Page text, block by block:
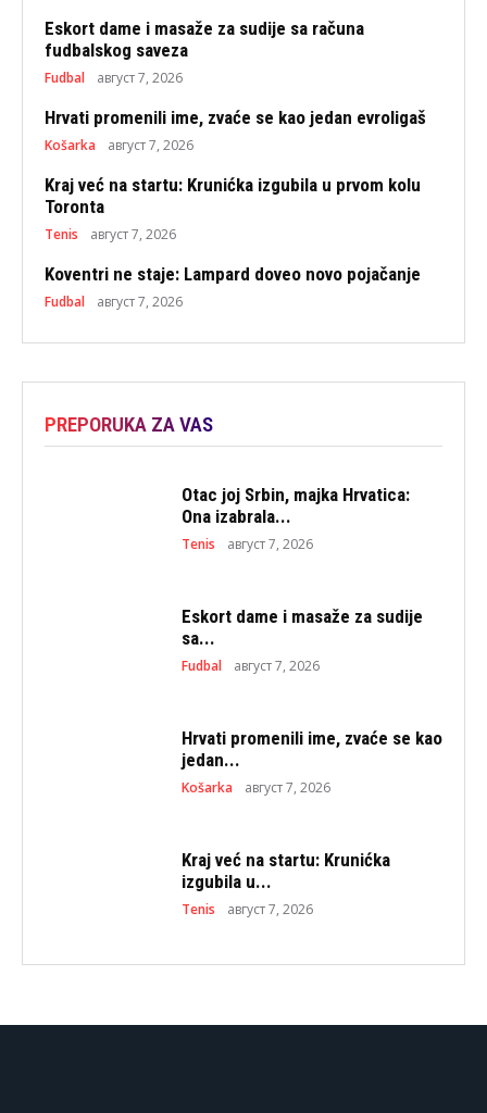
Eskort dame i masaže za sudije sa računa
fudbalskog saveza
Fudbal август 7, 2026
Hrvati promenili ime, zvaće se kao jedan evroligaš
Košarka август 7, 2026
Kraj već na startu: Krunićka izgubila u prvom kolu
Toronta
Tenis август 7, 2026
Koventri ne staje: Lampard doveo novo pojačanje
Fudbal август 7, 2026
PREPORUKA ZA VAS
Otac joj Srbin, majka Hrvatica:
Ona izabrala...
Tenis август 7, 2026
Eskort dame i masaže za sudije
sa...
Fudbal август 7, 2026
Hrvati promenili ime, zvaće se kao
jedan...
Košarka август 7, 2026
Kraj već na startu: Krunićka
izgubila u...
Tenis август 7, 2026